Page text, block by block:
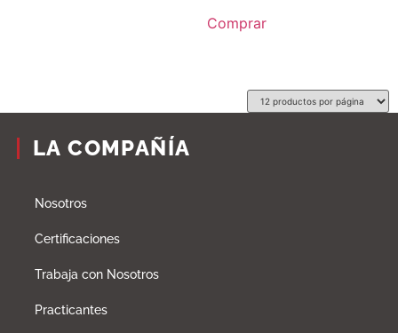
Comprar
LA COMPAÑÍA
Nosotros
Certificaciones
Trabaja con Nosotros
Practicantes